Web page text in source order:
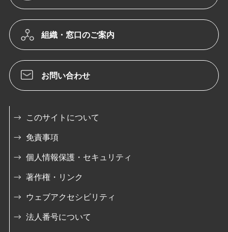
組織・窓口のご案内
お問い合わせ
このサイトについて
免責事項
個人情報保護・セキュリティ
著作権・リンク
ウェブアクセシビリティ
法人番号について